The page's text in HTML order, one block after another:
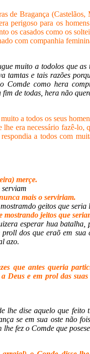
de Bragança
perigoso para os
os casados como os
com companhia
muito a todolos que
tamtas e tais razões
Comde como hera
de todas, hera não
a todos os seus
era necessário fazê-
a todos com
merçe.
mais o serviriam.
geitos que seria
jeitos que
esperar hua
dos que eraõ em
azo.
que antes queria
Deus e em prol das
lhe dise aquelo que
se em sua oste não
fez o Comde que